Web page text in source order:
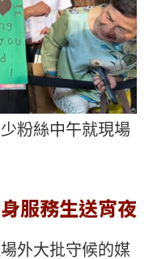
粉絲中午就現場
服務生送宵夜
外大批守候的媒